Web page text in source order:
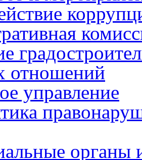
отношений
управление
органы